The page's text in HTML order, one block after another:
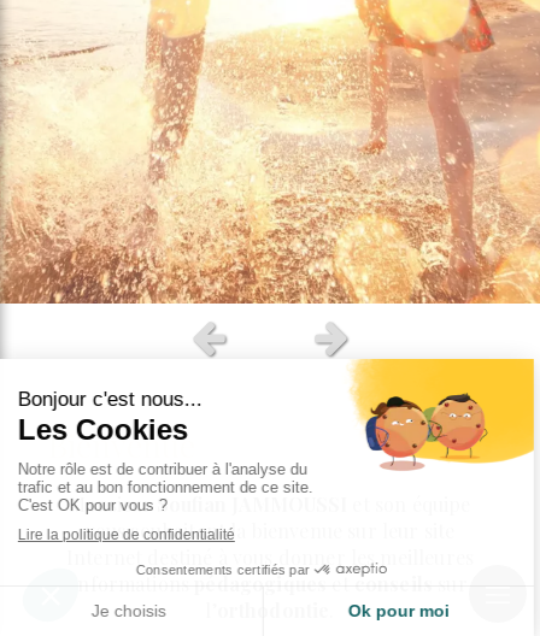
Slide précédentSlide suivant
Bienvenue
Monsieur Soufian JAMMOUSSI
vous souhaitent la bienvenue sur leur site
Internet destiné à vous donner les meilleures
informations pédagogiques et conseils sur